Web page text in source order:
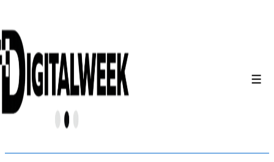
Saltar
al
contenido
principal